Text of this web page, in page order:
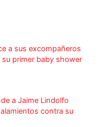
a sus excompañeros
primer baby shower
a Jaime Lindolfo
contra su